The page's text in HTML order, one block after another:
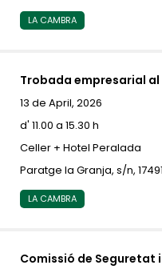
LA CAMBRA
Trobada empresarial al
13 de April, 2026
d' 11.00 a 15.30 h
Celler + Hotel Peralada
Paratge la Granja, s/n,
LA CAMBRA
Comissió de Seguretat